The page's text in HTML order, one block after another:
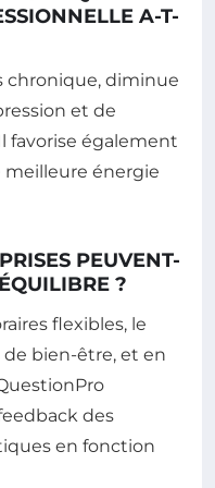
A-T-
chronique, diminue
et de
favorise également
énergie
PEUVENT-
?
flexibles, le
bien-être, et en
des
en fonction